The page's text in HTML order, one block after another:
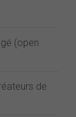
(open
de